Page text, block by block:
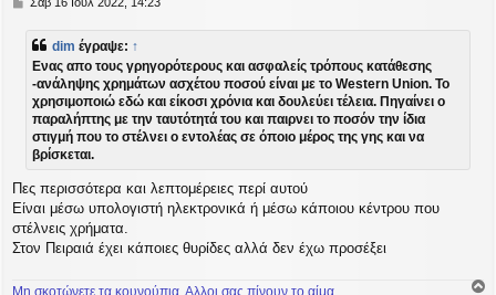
σ
dim έγραψε: ↑
Ενας απο τους γρηγορότερους και ασφαλείς τρόπους κατάθεσης
-ανάληψης χρημάτων ασχέτου ποσού είναι με το Western Union. Το
χρησιμοποιώ εδώ και είκοσι χρόνια και δουλεύει τέλεια. Πηγαίνει ο
παραλήπτης με την ταυτότητά του και παιρνει το ποσόν την ίδια
στιγμή που το στέλνει ο εντολέας σε όποιο μέρος της γης και να
βρίσκεται.
Πες περισσότερα και λεπτομέρειες περί αυτού
Είναι μέσω υπολογιστή ηλεκτρονικά ή μέσω κάποιου κέντρου που
στέλνεις χρήματα.
Στον Πειραιά έχει κάποιες θυρίδες αλλά δεν έχω προσέξει
Μη σκοτώνετε τα κουνούπια. Αλλοι σας πίνουν το αίμα